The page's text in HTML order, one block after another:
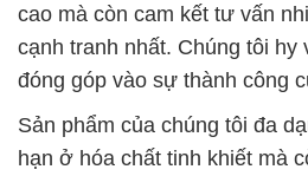
cao mà còn cam kết tư vấn
cạnh tranh nhất. Chúng tôi
đóng góp vào sự thành công
Sản phẩm của chúng tôi đa
hạn ở hóa chất tinh khiết mà